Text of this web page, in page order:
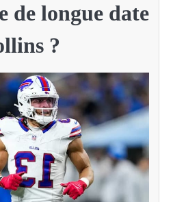
de longue date
?